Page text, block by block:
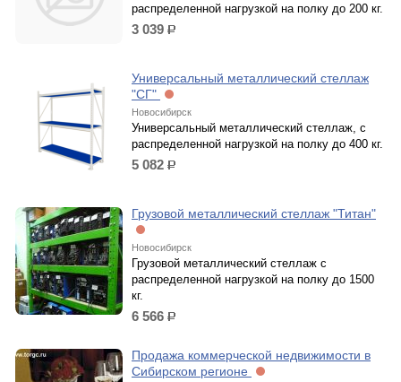
распределенной нагрузкой на полку до 200 кг.
3 039 р.
Универсальный металлический стеллаж
"СГ"
Новосибирск
Универсальный металлический стеллаж, с
распределенной нагрузкой на полку до 400 кг.
5 082 р.
Грузовой металлический стеллаж "Титан"
Новосибирск
Грузовой металлический стеллаж с
распределенной нагрузкой на полку до 1500
кг.
6 566 р.
Продажа коммерческой недвижимости в
Сибирском регионе